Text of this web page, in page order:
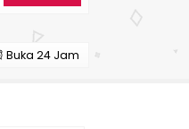
Buka 24 Jam